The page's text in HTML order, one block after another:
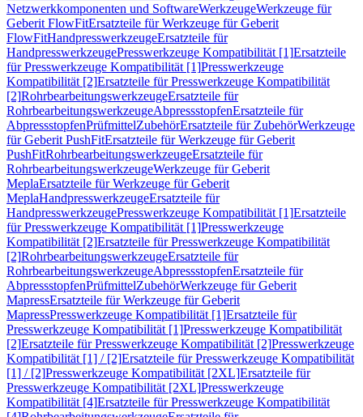
Netzwerkkomponenten und SoftwareWerkzeugeWerkzeuge für
Geberit FlowFitErsatzteile für Werkzeuge für Geberit
FlowFitHandpresswerkzeugeErsatzteile für
HandpresswerkzeugePresswerkzeuge Kompatibilität [1]Ersatzteile
für Presswerkzeuge Kompatibilität [1]Presswerkzeuge
Kompatibilität [2]Ersatzteile für Presswerkzeuge Kompatibilität
[2]RohrbearbeitungswerkzeugeErsatzteile für
RohrbearbeitungswerkzeugeAbpressstopfenErsatzteile für
AbpressstopfenPrüfmittelZubehörErsatzteile für ZubehörWerkzeuge
für Geberit PushFitErsatzteile für Werkzeuge für Geberit
PushFitRohrbearbeitungswerkzeugeErsatzteile für
RohrbearbeitungswerkzeugeWerkzeuge für Geberit
MeplaErsatzteile für Werkzeuge für Geberit
MeplaHandpresswerkzeugeErsatzteile für
HandpresswerkzeugePresswerkzeuge Kompatibilität [1]Ersatzteile
für Presswerkzeuge Kompatibilität [1]Presswerkzeuge
Kompatibilität [2]Ersatzteile für Presswerkzeuge Kompatibilität
[2]RohrbearbeitungswerkzeugeErsatzteile für
RohrbearbeitungswerkzeugeAbpressstopfenErsatzteile für
AbpressstopfenPrüfmittelZubehörWerkzeuge für Geberit
MapressErsatzteile für Werkzeuge für Geberit
MapressPresswerkzeuge Kompatibilität [1]Ersatzteile für
Presswerkzeuge Kompatibilität [1]Presswerkzeuge Kompatibilität
[2]Ersatzteile für Presswerkzeuge Kompatibilität [2]Presswerkzeuge
Kompatibilität [1] / [2]Ersatzteile für Presswerkzeuge Kompatibilität
[1] / [2]Presswerkzeuge Kompatibilität [2XL]Ersatzteile für
Presswerkzeuge Kompatibilität [2XL]Presswerkzeuge
Kompatibilität [4]Ersatzteile für Presswerkzeuge Kompatibilität